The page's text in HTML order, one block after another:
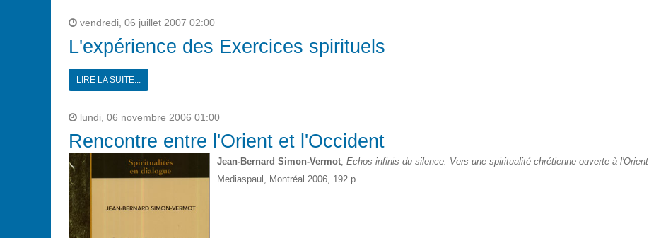
vendredi, 06 juillet 2007 02:00
L'expérience des Exercices spirituels
LIRE LA SUITE...
lundi, 06 novembre 2006 01:00
Rencontre entre l'Orient et l'Occident
Jean-Bernard Simon-Vermot Echos infinis du silence. Vers une spiritualité chrétienne ouverte à l'Orient
Mediaspaul, Montréal 2006, 192 p.